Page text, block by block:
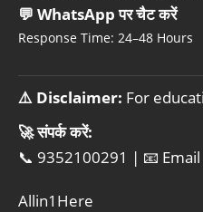
💬 WhatsApp पर चैट करें
Response Time: 24–48 Hours
⚠️ Disclaimer: For
🚀 संपर्क करें:
📞 9352100291 | 📧
Allin1Here